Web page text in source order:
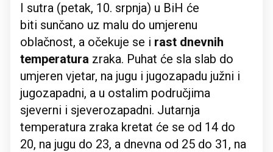
I sutra (petak, 10. srpnja) u BiH će
biti sunčano uz malu do umjerenu
oblačnost, a očekuje se i rast dnevnih
temperatura zraka. Puhat će sla slab do
umjeren vjetar, na jugu i jugozapadu južni i
jugozapadni, a u ostalim područjima
sjeverni i sjeverozapadni. Jutarnja
temperatura zraka kretat će se od 14 do
20, na jugu do 23, a dnevna od 25 do 31, na